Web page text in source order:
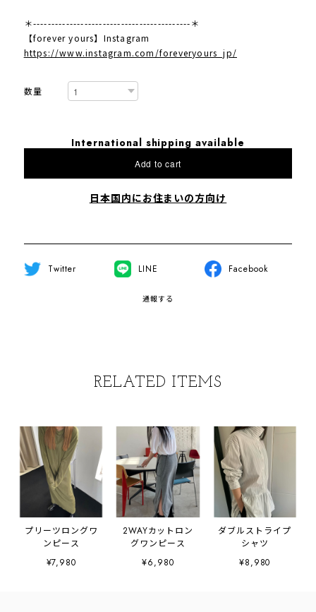
＊-------------------------------------------＊
【forever yours】Instagram
https://www.instagram.com/foreveryours_jp/
数量
International shipping available
Add to cart
日本国内にお住まいの方向け
Twitter LINE Facebook
通報する
RELATED ITEMS
プリーツロングワ
ンピース
¥7,980
2WAYカットロン
グワンピース
¥6,980
ダブルストライプ
シャツ
¥8,980